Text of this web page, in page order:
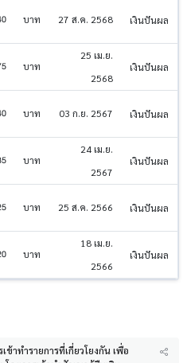
บาท 27 ส.ค. 2568 เงินปันผล
บาท
25 เม.ย.
2568
เงินปันผล
บาท 03 ก.ย. 2567 เงินปันผล
บาท
24 เม.ย.
2567
เงินปันผล
บาท 25 ส.ค. 2566 เงินปันผล
บาท
18 เม.ย.
2566
เงินปันผล
ข้าทำรายการที่เกี่ยวโยงกัน เพื่อ